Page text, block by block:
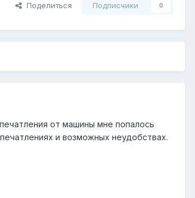
Поделиться Подписчики 0
от машины мне попалось
и возможных неудобствах.